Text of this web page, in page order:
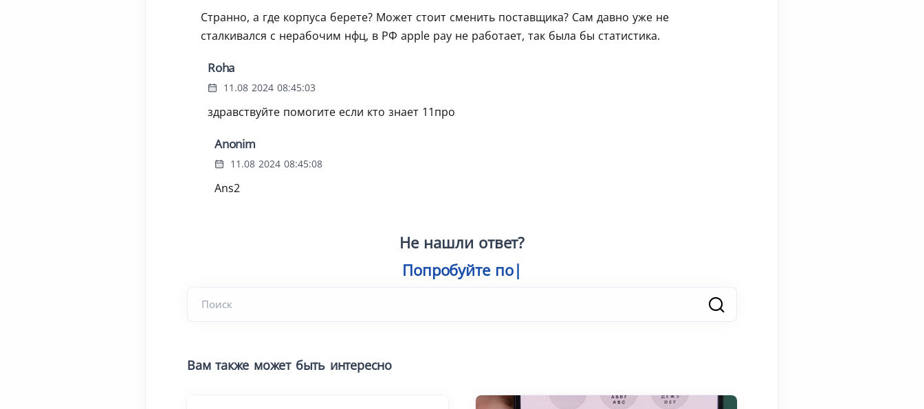
Странно, а где корпуса берете? Может стоит сменить поставщика? Сам давно уже не
сталкивался с нерабочим нфц, в РФ apple pay не работает, так была бы статистика.
Roha
11.08 2024 08:45:03
здравствуйте помогите если кто знает 11про
Anonim
11.08 2024 08:45:08
Ans2
Не нашли ответ?
Попробуйте поиск
Вам также может быть интересно